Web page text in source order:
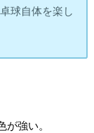
球自体を楽し
強い。